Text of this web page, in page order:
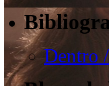
Dentro